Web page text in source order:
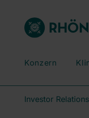
Konzern
Investor Relations